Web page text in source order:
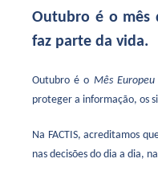
Outubro é o mês
faz parte da vida.
Outubro é o Mês Europeu
proteger a informação, os
Na FACTIS, acreditamos
nas decisões do dia a dia,